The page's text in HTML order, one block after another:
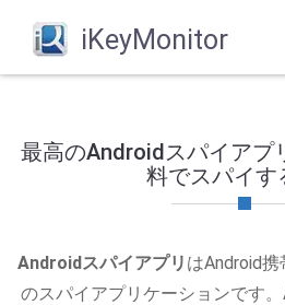
iKeyMonitor
最高のAndroidスパイアプ
料でスパイす
Androidスパイアプリ はAndroid
のスパイアプリケーションです